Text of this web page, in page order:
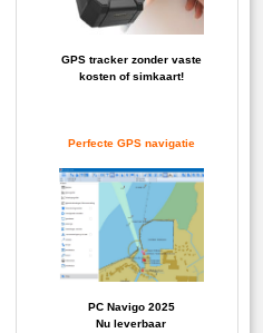
GPS tracker zonder vaste
kosten of simkaart!
Perfecte GPS navigatie
PC Navigo 2025
Nu leverbaar